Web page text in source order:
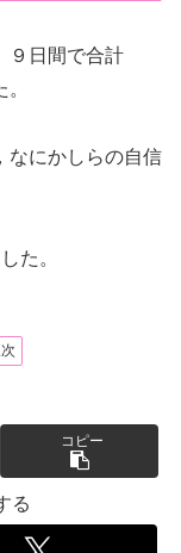
９日間で合計
なにかしらの自信
た。
コピー
る